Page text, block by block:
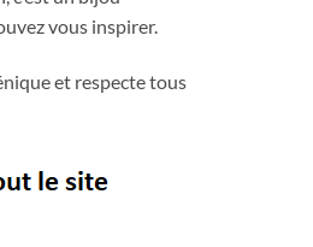
vous inspirer.
et respecte tous